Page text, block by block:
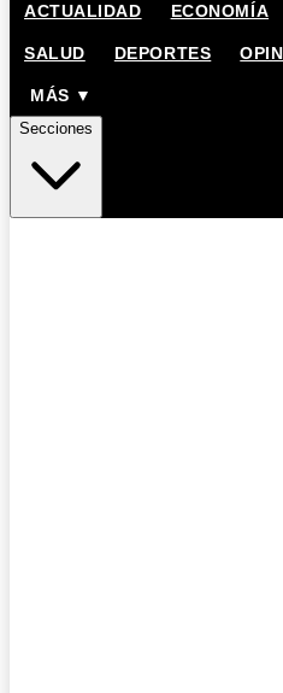
ACTUALIDAD ECONOMÍA
SALUD DEPORTES
MÁS ▼
Secciones